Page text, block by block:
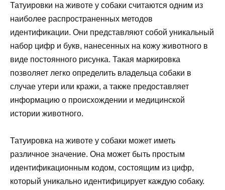
Татуировки на животе у собаки считаются одним из
наиболее распространенных методов
идентификации. Они представляют собой уникальный
набор цифр и букв, нанесенных на кожу животного в
виде постоянного рисунка. Такая маркировка
позволяет легко определить владельца собаки в
случае утери или кражи, а также предоставляет
информацию о происхождении и медицинской
истории животного.
Татуировка на животе у собаки может иметь
различное значение. Она может быть простым
идентификационным кодом, состоящим из цифр,
который уникально идентифицирует каждую собаку.